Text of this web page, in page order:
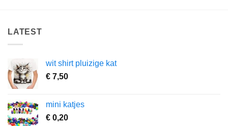
LATEST
wit shirt pluizige kat
€ 7,50
mini katjes
€ 0,20